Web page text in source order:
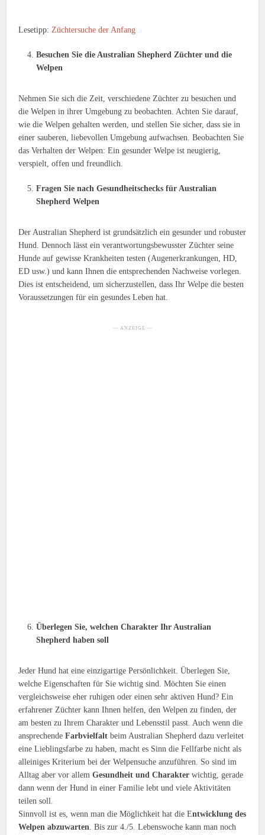
Lesetipp:Züchtersuche der Anfang
Besuchen Sie die Australian Shepherd Züchter und die
Welpen
Nehmen Sie sich die Zeit, verschiedene Züchter zu besuchen und
die Welpen in ihrer Umgebung zu beobachten. Achten Sie darauf,
wie die Welpen gehalten werden, und stellen Sie sicher, dass sie in
einer sauberen, liebevollen Umgebung aufwachsen. Beobachten Sie
das Verhalten der Welpen: Ein gesunder Welpe ist neugierig,
verspielt, offen und freundlich.
Fragen Sie nach Gesundheitschecks für Australian
Shepherd Welpen
Der Australian Shepherd ist grundsätzlich ein gesunder und robuster
Hund. Dennoch lässt ein verantwortungsbewusster Züchter seine
Hunde auf gewisse Krankheiten testen (Augenerkrankungen, HD,
ED usw.) und kann Ihnen die entsprechenden Nachweise vorlegen.
Dies ist entscheidend, um sicherzustellen, dass Ihr Welpe die besten
Voraussetzungen für ein gesundes Leben hat.
— ANZEIGE —
Überlegen Sie, welchen Charakter Ihr Australian
Shepherd haben soll
Jeder Hund hat eine einzigartige Persönlichkeit. Überlegen Sie,
welche Eigenschaften für Sie wichtig sind. Möchten Sie einen
vergleichsweise eher ruhigen oder einen sehr aktiven Hund? Ein
erfahrener Züchter kann Ihnen helfen, den Welpen zu finden, der
am besten zu Ihrem Charakter und Lebensstil passt. Auch wenn die
ansprechendeFarbvielfalt beim Australian Shepherd dazu verleitet
eine Lieblingsfarbe zu haben, macht es Sinn die Fellfarbe nicht als
alleiniges Kriterium bei der Welpensuche anzuführen. So sind im
Alltag aber vor allemGesundheit und Charakter wichtig, gerade
dann wenn der Hund in einer Familie lebt und viele Aktivitäten
teilen soll.
Sinnvoll ist es, wenn man die Möglichkeit hat die Entwicklung des
Welpen abzuwarten. Bis zur 4./5. Lebenswoche kann man noch